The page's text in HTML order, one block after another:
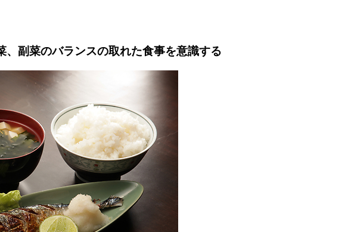
副菜のバランスの取れた食事を意識する